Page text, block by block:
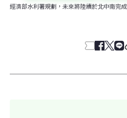
經濟部水利署規劃，未來將陸續於北中南完